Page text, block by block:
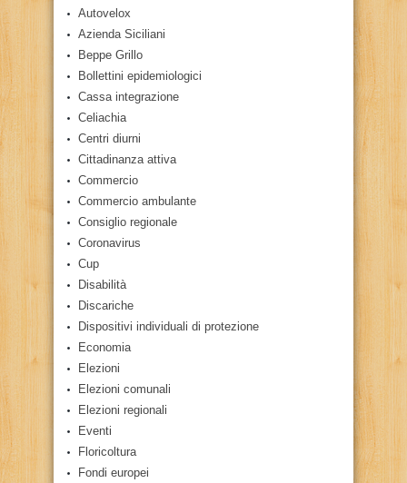
Autovelox
Azienda Siciliani
Beppe Grillo
Bollettini epidemiologici
Cassa integrazione
Celiachia
Centri diurni
Cittadinanza attiva
Commercio
Commercio ambulante
Consiglio regionale
Coronavirus
Cup
Disabilità
Discariche
Dispositivi individuali di protezione
Economia
Elezioni
Elezioni comunali
Elezioni regionali
Eventi
Floricoltura
Fondi europei